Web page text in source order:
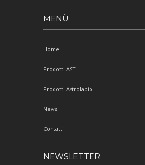
MENÙ
Home
Prodotti AST
Prodotti Astrolabio
News
Contatti
NEWSLETTER